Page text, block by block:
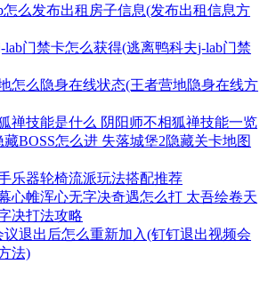
怎么发布出租房子信息(发布出租信息方
门禁卡怎么获得(逃离鸭科夫j-lab门禁
怎么隐身在线状态(王者营地隐身在线方
禅技能是什么 阴阳师不相狐禅技能一览
BOSS怎么进 失落城堡2隐藏关卡地图
乐器轮椅流派玩法搭配推荐
心帷浑心无字决奇遇怎么打 太吾绘卷天
决打法攻略
议退出后怎么重新加入(钉钉退出视频会
法)